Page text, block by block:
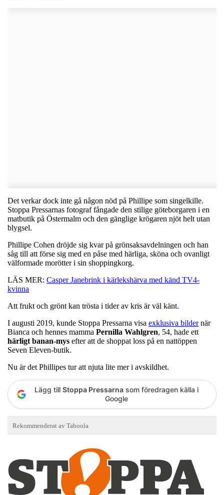
Det verkar dock inte gå någon nöd på Phillipe som singelkille.
Stoppa Pressarnas fotograf fångade den stilige göteborgaren i en
matbutik på Östermalm och den gänglige krögaren njöt helt utan
blygsel.
Phillipe Cohen dröjde sig kvar på grönsaksavdelningen och han
såg till att förse sig med en påse med härliga, sköna och ovanligt
välformade morötter i sin shoppingkorg.
LÄS MER: Casper Janebrink i kärlekshärva med känd TV4-
kvinna
Att frukt och grönt kan trösta i tider av kris är väl känt.
I augusti 2019, kunde Stoppa Pressarna visa exklusiva bildernär
Bianca och hennes mamma Pernilla Wahlgren, 54, hade ett
härligt banan-mys efter att de shoppat loss på en nattöppen
Seven Eleven-butik.
Nu är det Phillipes tur att njuta lite mer i avskildhet.
Lägg till Stoppa Pressarna som föredragen källa i
Google